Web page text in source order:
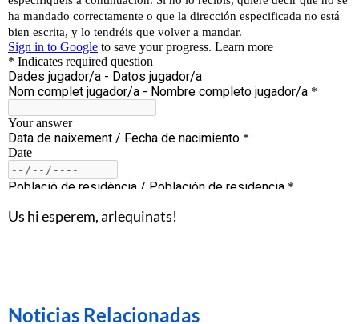
Us hi esperem, arlequinats!
Noticias Relacionadas